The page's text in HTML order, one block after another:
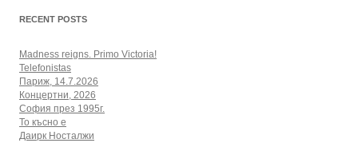
RECENT POSTS
Madness reigns. Primo Victoria!
Telefonistas
Париж, 14.7.2026
Концертни, 2026
София през 1995г.
То късно е
Даирк Носталжи